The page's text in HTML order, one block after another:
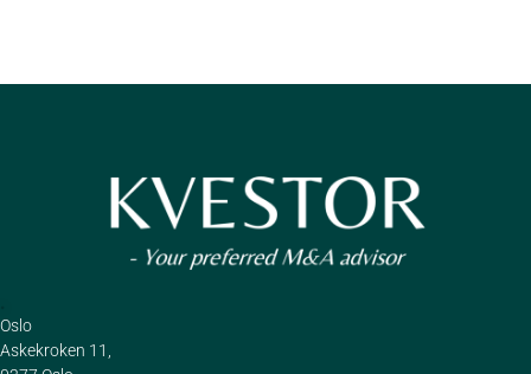
Oslo
Askekroken 11,